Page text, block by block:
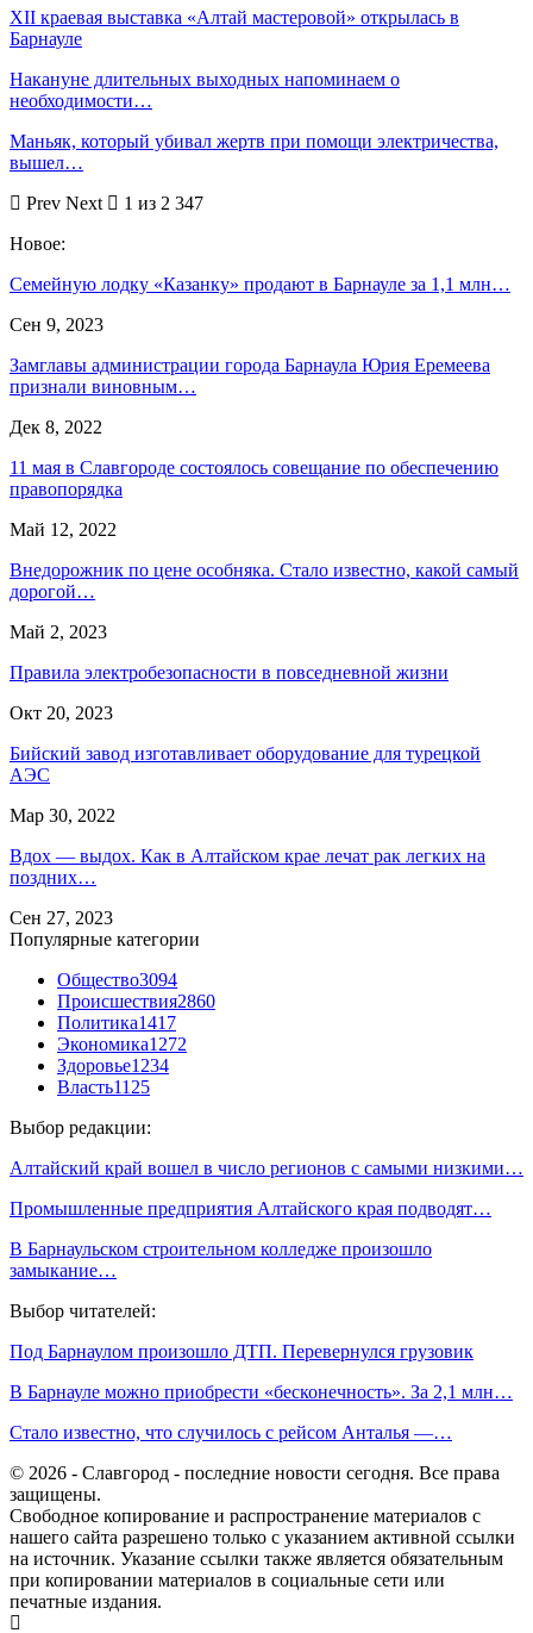
XII краевая выставка «Алтай мастеровой» открылась в
Барнауле
Накануне длительных выходных напоминаем о
необходимости…
Маньяк, который убивал жертв при помощи электричества,
вышел…
Prev Next
1 из 2 347
Новое:
Семейную лодку «Казанку» продают в Барнауле за 1,1 млн…
Сен 9, 2023
Замглавы администрации города Барнаула Юрия Еремеева
признали виновным…
Дек 8, 2022
11 мая в Славгороде состоялось совещание по обеспечению
правопорядка
Май 12, 2022
Внедорожник по цене особняка. Стало известно, какой самый
дорогой…
Май 2, 2023
Правила электробезопасности в повседневной жизни
Окт 20, 2023
Бийский завод изготавливает оборудование для турецкой
АЭС
Мар 30, 2022
Вдох — выдох. Как в Алтайском крае лечат рак легких на
поздних…
Сен 27, 2023
Популярные категории
Общество3094
Происшествия2860
Политика1417
Экономика1272
Здоровье1234
Власть1125
Выбор редакции:
Алтайский край вошел в число регионов с самыми низкими…
Промышленные предприятия Алтайского края подводят…
В Барнаульском строительном колледже произошло
замыкание…
Выбор читателей:
Под Барнаулом произошло ДТП. Перевернулся грузовик
В Барнауле можно приобрести «бесконечность». За 2,1 млн…
Стало известно, что случилось с рейсом Анталья —…
© 2026 - Славгород - последние новости сегодня. Все права
защищены.
Свободное копирование и распространение материалов с
нашего сайта разрешено только с указанием активной ссылки
на источник. Указание ссылки также является обязательным
при копировании материалов в социальные сети или
печатные издания.